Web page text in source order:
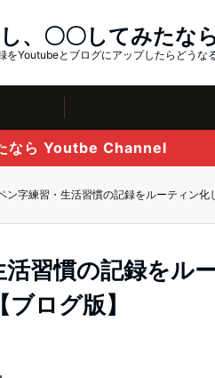
、〇〇してみたな
Youtubeとブログにアップしたらどうな
なら Youtbe Channel
ン字練習・生活習慣の記録をルーティン
習慣の記録をル
ログ版】